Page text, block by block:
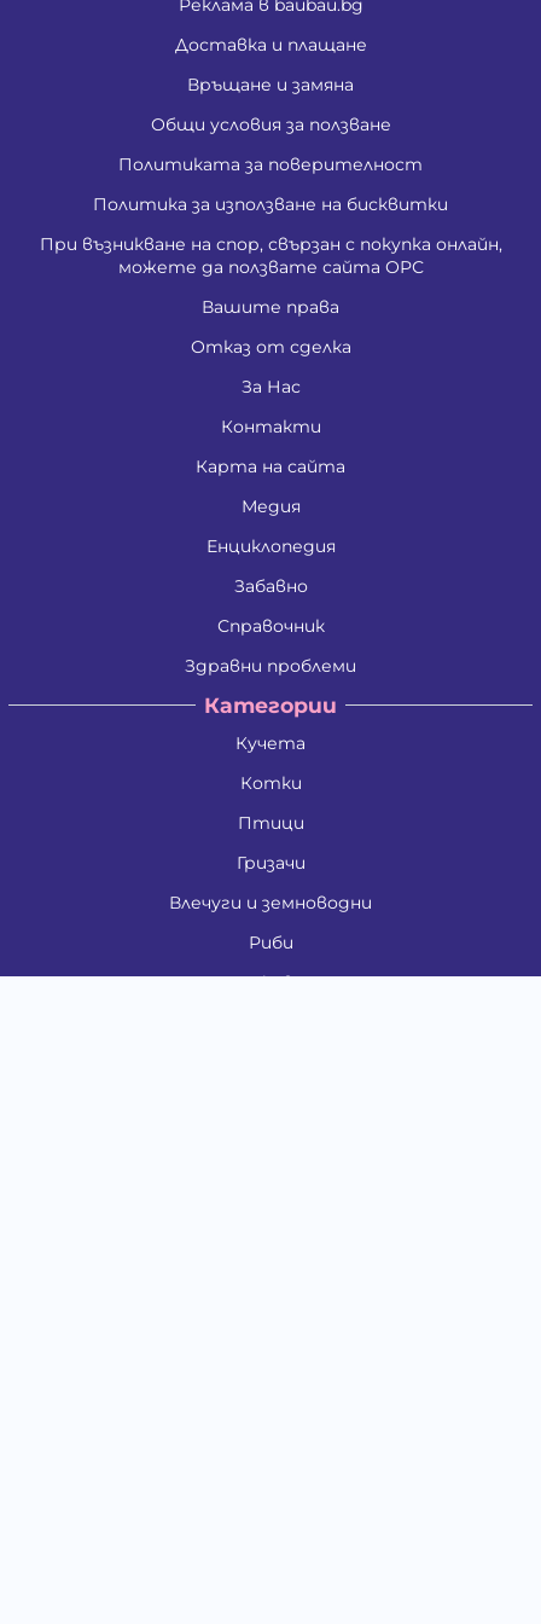
Доставка и плащане
Връщане и замяна
Общи условия за ползване
Политиката за поверителност
Политика за използване на бисквитки
При възникване на спор, свързан с покупка онлайн,
можете да ползвате сайта ОРС
Вашите права
Отказ от сделка
За Нас
Контакти
Карта на сайта
Медия
Енциклопедия
Забавно
Справочник
Здравни проблеми
Категории
Кучета
Котки
Птици
Гризачи
Влечуги и земноводни
Риби
Други животни